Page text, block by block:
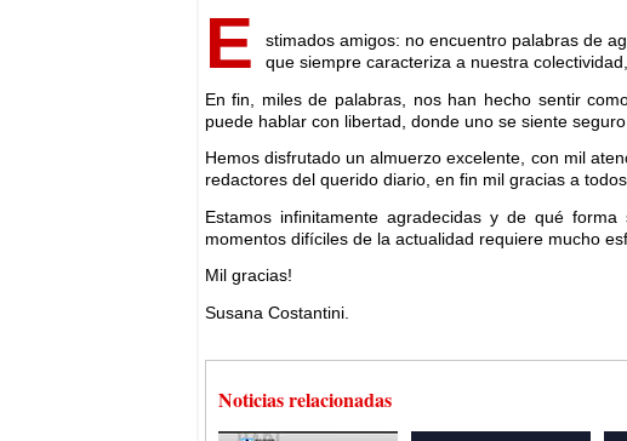
E
stimados amigos: no encuentro palabras de
que siempre caracteriza a nuestra
En fin, miles de palabras, nos han hecho sentir
puede hablar con libertad, donde uno se siente
Hemos disfrutado un almuerzo excelente, con mil
redactores del querido diario, en fin mil gracias a todos.
Estamos infinitamente agradecidas y de qué
momentos difíciles de la actualidad requiere mucho
Mil gracias!
Susana Costantini.
Noticias relacionadas